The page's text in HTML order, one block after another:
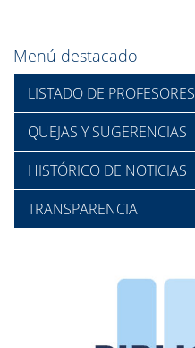
Menú destacado
LISTADO DE PROFESORES
QUEJAS Y SUGERENCIAS
HISTÓRICO DE NOTICIAS
TRANSPARENCIA